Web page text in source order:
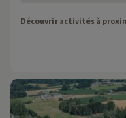
Découvrir activités à